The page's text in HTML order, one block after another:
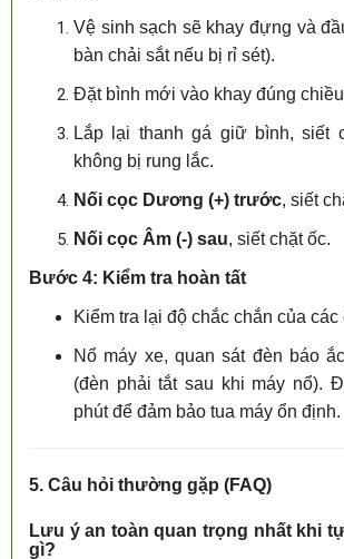
Vệ sinh sạch sẽ khay đựng và
bàn chải sắt nếu bị rỉ sét).
Đặt bình mới vào khay đúng
Lắp lại thanh gá giữ bình, siết
không bị rung lắc.
Nối cọc Dương (+) trước, siết
Nối cọc Âm (-) sau, siết chặt ốc.
Bước 4: Kiểm tra hoàn tất
Kiểm tra lại độ chắc chắn của các
Nổ máy xe, quan sát đèn báo
(đèn phải tắt sau khi máy nổ).
phút để đảm bảo tua máy ổn định.
5. Câu hỏi thường gặp (FAQ)
Lưu ý an toàn quan trọng nhất khi
gì?